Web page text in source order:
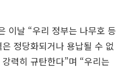
이날 “우리 정부는 나무호 등
정당화되거나 용납될 수 없
력히 규탄한다”며 “우리는